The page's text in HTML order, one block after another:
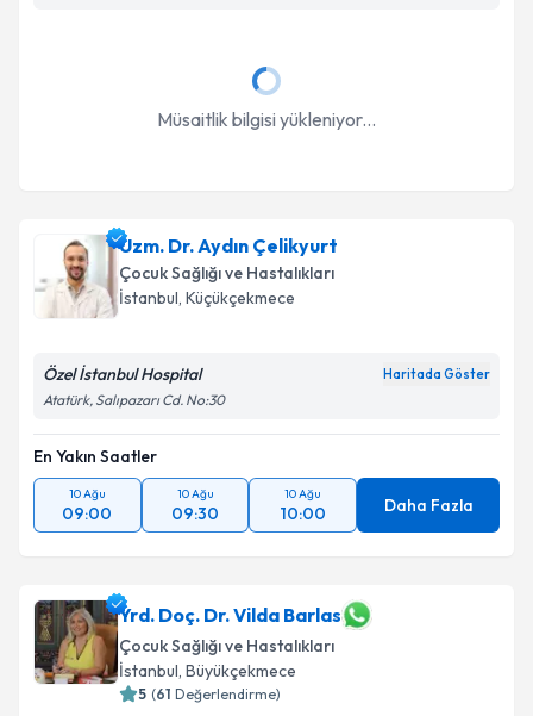
Müsaitlik bilgisi yükleniyor...
Uzm. Dr. Aydın Çelikyurt
Çocuk Sağlığı ve Hastalıkları
İstanbul, Küçükçekmece
Özel İstanbul Hospital Haritada Göster
Atatürk, Salıpazarı Cd. No:30
En Yakın Saatler
10 Ağu
09:00
10 Ağu
09:30
10 Ağu
10:00 Daha Fazla
Yrd. Doç. Dr. Vilda Barlas
Çocuk Sağlığı ve Hastalıkları
İstanbul, Büyükçekmece
5 (61 Değerlendirme)